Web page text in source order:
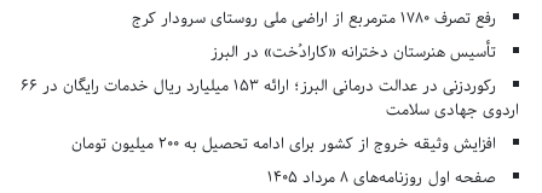
رفع تصرف ۱۷۸۰ مترمربع از اراضی ملی روستای سرودار کرج
تأسیس هنرستان دخترانه «کارادُخت» در البرز
رکوردزنی در عدالت درمانی البرز؛ ارائه ۱۵۳ میلیارد ریال خدمات رایگان در ۶۶
اردوی جهادی سلامت
افزایش وثیقه خروج از کشور برای ادامه تحصیل به ۲۰۰ میلیون تومان
صفحه اول روزنامه‌های 8 مرداد 1405